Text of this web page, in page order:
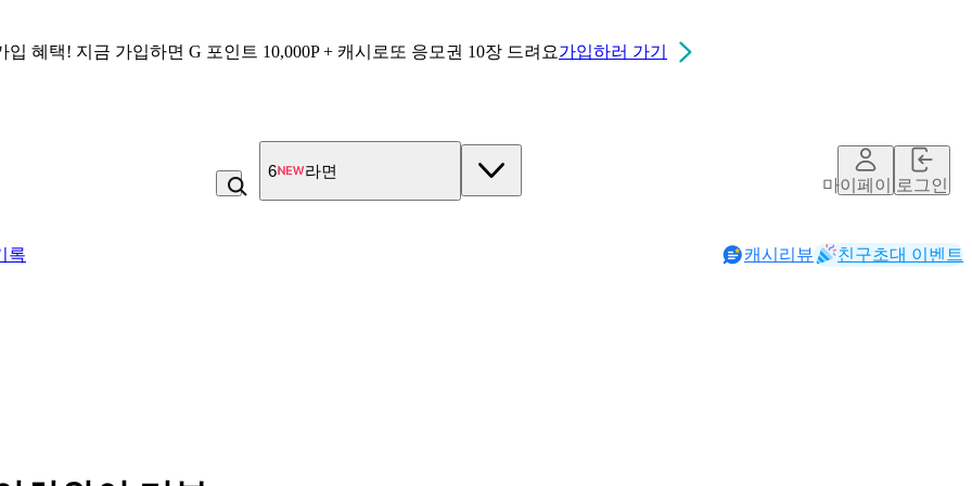
입 혜택! 지금 가입하면 G 포인트 10,000P + 캐시로또 응모권 10장 드려요가입하러 가기
7 비_플레인 플레인
마이페이지로그인
록 캐시리뷰 친구초대 이벤트